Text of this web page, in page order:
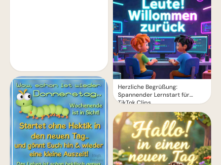
Herzliche Begrüßung:
Spannender Lernstart für
TikTok Clips